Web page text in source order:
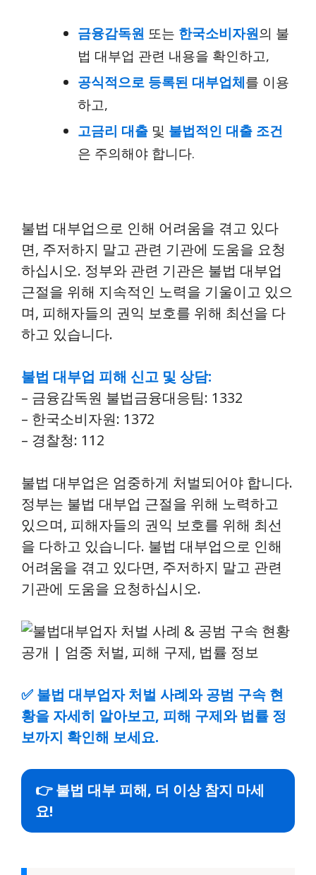
금융감독원 또는 한국소비자원의 불
법 대부업 관련 내용을 확인하고,
공식적으로 등록된 대부업체를 이용
하고,
고금리 대출 및 불법적인 대출 조건
은 주의해야 합니다.
불법 대부업으로 인해 어려움을 겪고 있다
면, 주저하지 말고 관련 기관에 도움을 요청
하십시오. 정부와 관련 기관은 불법 대부업
근절을 위해 지속적인 노력을 기울이고 있으
며, 피해자들의 권익 보호를 위해 최선을 다
하고 있습니다.
불법 대부업 피해 신고 및 상담:
– 금융감독원 불법금융대응팀: 1332
– 한국소비자원: 1372
– 경찰청: 112
불법 대부업은 엄중하게 처벌되어야 합니다.
정부는 불법 대부업 근절을 위해 노력하고
있으며, 피해자들의 권익 보호를 위해 최선
을 다하고 있습니다. 불법 대부업으로 인해
어려움을 겪고 있다면, 주저하지 말고 관련
기관에 도움을 요청하십시오.
✅ 불법 대부업자 처벌 사례와 공범 구속 현
황을 자세히 알아보고, 피해 구제와 법률 정
보까지 확인해 보세요.
👉 불법 대부 피해, 더 이상 참지 마세
요!